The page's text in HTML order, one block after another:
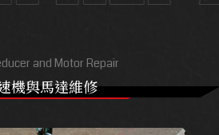
and Motor Repair
機與馬達維修